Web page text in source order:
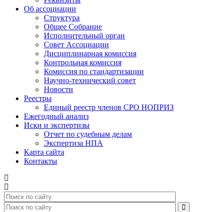
Об ассоциации
Структура
Общее Собрание
Исполнительный орган
Совет Ассоциации
Дисциплинарная комиссия
Контрольная комиссия
Комиссия по стандартизации
Научно-технический совет
Новости
Реестры
Единый реестр членов СРО НОПРИЗ
Ежегодный анализ
Иски и экспертизы
Отчет по судебным делам
Экспертиза НПА
Карта сайта
Контакты